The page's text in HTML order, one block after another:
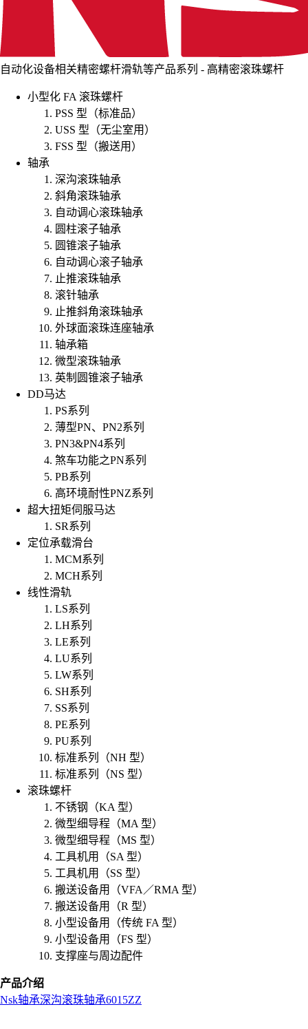
自动化设备相关精密螺杆滑轨等产品系列 - 高精密滚珠螺杆
小型化 FA 滚珠螺杆
PSS 型（标准品）
USS 型（无尘室用）
FSS 型（搬送用）
轴承
深沟滚珠轴承
斜角滚珠轴承
自动调心滚珠轴承
圆柱滚子轴承
圆锥滚子轴承
自动调心滚子轴承
止推滚珠轴承
滚针轴承
止推斜角滚珠轴承
外球面滚珠连座轴承
轴承箱
微型滚珠轴承
英制圆锥滚子轴承
DD马达
PS系列
薄型PN、PN2系列
PN3&PN4系列
煞车功能之PN系列
PB系列
高环境耐性PNZ系列
超大扭矩伺服马达
SR系列
定位承载滑台
MCM系列
MCH系列
线性滑轨
LS系列
LH系列
LE系列
LU系列
LW系列
SH系列
SS系列
PE系列
PU系列
标准系列（NH 型）
标准系列（NS 型）
滚珠螺杆
不锈钢（KA 型）
微型细导程（MA 型）
微型细导程（MS 型）
工具机用（SA 型）
工具机用（SS 型）
搬送设备用（VFA／RMA 型）
搬送设备用（R 型）
小型设备用（传统 FA 型）
小型设备用（FS 型）
支撑座与周边配件
产品介绍
Nsk轴承深沟滚珠轴承6015ZZ